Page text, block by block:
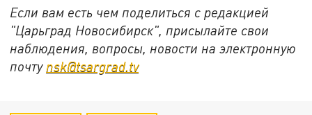
Если вам есть чем поделиться с редакцией
"Царьград Новосибирск", присылайте свои
наблюдения, вопросы, новости на электронную
почту nsk@tsargrad.tv